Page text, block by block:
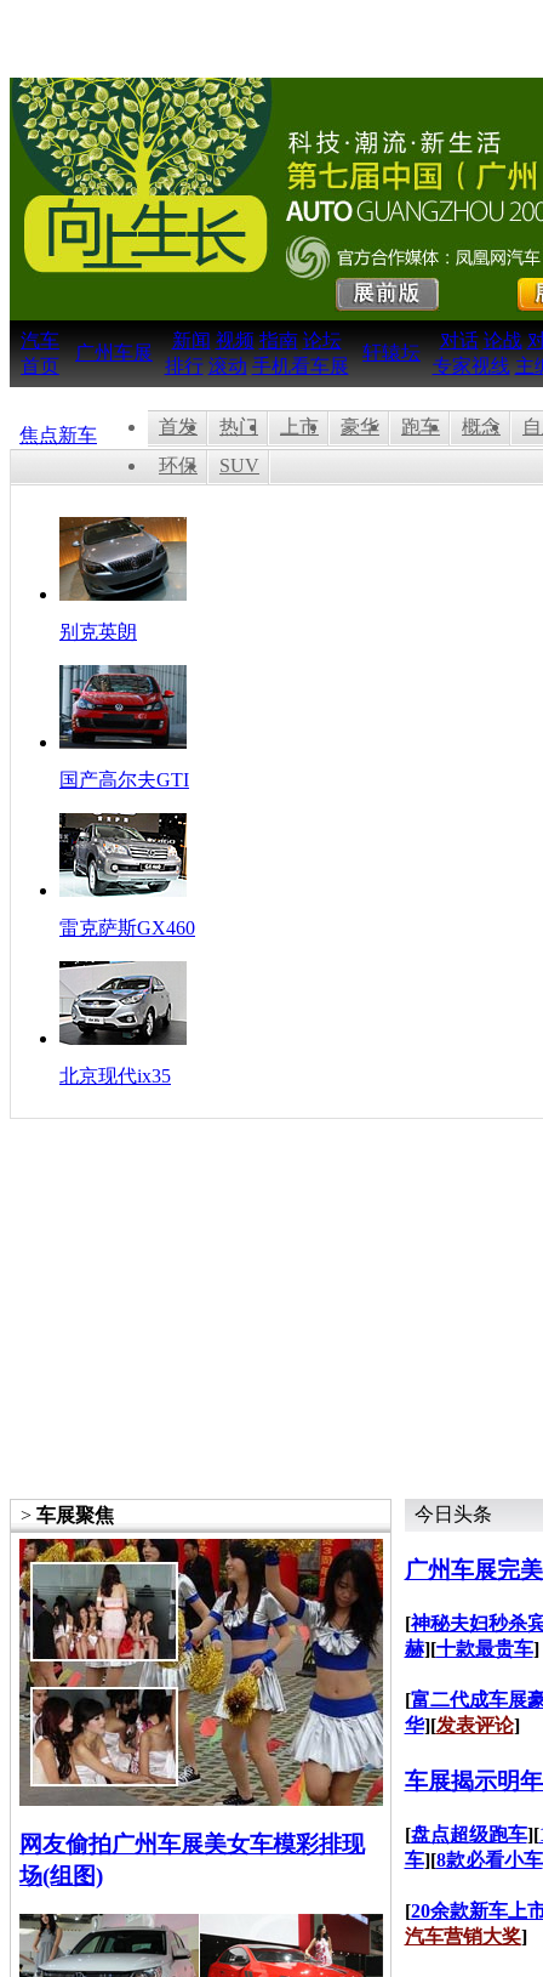
汽车
首页
广州车展
新闻 视频 指南 论坛
排行 滚动 手机看车展
轩辕坛
对话 论战
专家视线 主
焦点新车 首发 热门 上市 豪华 跑车 概念
环保
SUV
别克英朗
国产高尔夫GTI
雷克萨斯GX460
北京现代ix35
> 车展聚焦
网友偷拍广州车展美女车模彩排现
场(组图)
今日头条
广州车展完
[神秘夫妇秒杀
赫][十款最贵车]
[富二代成车展
华][发表评论]
车展揭示明
[盘点超级跑车][
车][8款必看小车
[20余款新车上
汽车营销大奖]